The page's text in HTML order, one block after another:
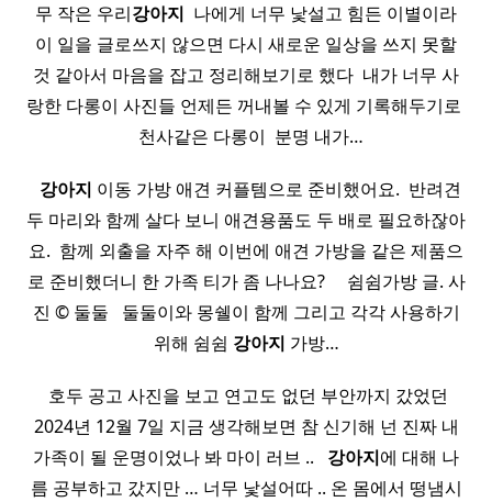
무 작은 우리강아지 ​ 나에게 너무 낯설고 힘든 이별이라
이 일을 글로쓰지 않으면 다시 새로운 일상을 쓰지 못할
것 같아서 마음을 잡고 정리해보기로 했다 ​ 내가 너무 사
랑한 다롱이 사진들 언제든 꺼내볼 수 있게 기록해두기로 ​
​ ​ 천사같은 다롱이 ​ 분명 내가…
강아지 이동 가방 애견 커플템으로 준비했어요. ​ 반려견
두 마리와 함께 살다 보니 애견용품도 두 배로 필요하잖아
요. ​ 함께 외출을 자주 해 이번에 애견 가방을 같은 제품으
로 준비했더니 한 가족 티가 좀 나나요? ​ ​ ​ ​ 쉼쉼가방 글. 사
진 © 둘둘 ​ ​ 둘둘이와 몽쉘이 함께 그리고 각각 사용하기
위해 쉼쉼 강아지 가방…
​ 호두 공고 사진을 보고 연고도 없던 부안까지 갔었던
2024년 12월 7일 지금 생각해보면 참 신기해 넌 진짜 내
가족이 될 운명이었나 봐 마이 러브 .. ​ ​ 강아지에 대해 나
름 공부하고 갔지만 … 너무 낯설어따 .. 온 몸에서 떵냄시